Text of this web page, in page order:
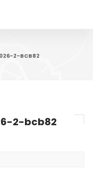
2-BCB82
2-bcb82